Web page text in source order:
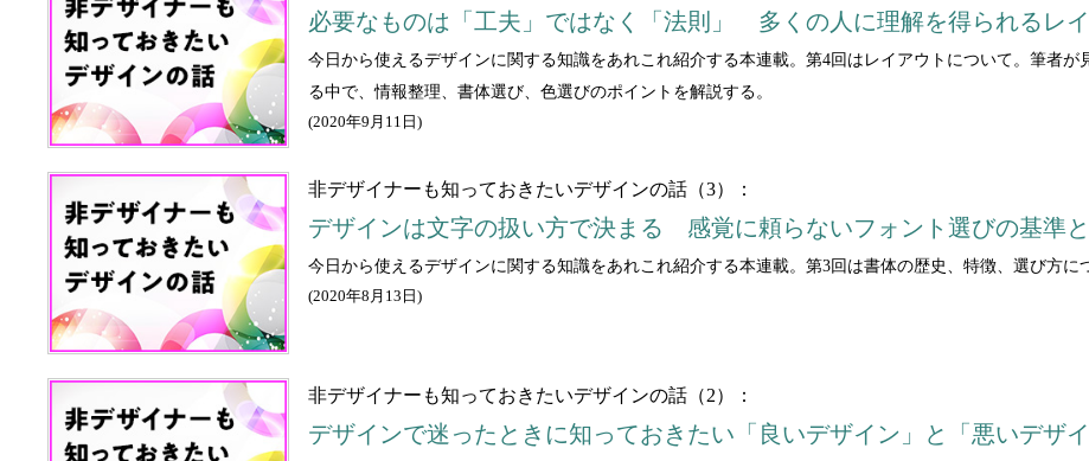
必要なものは「工夫」ではなく「法則」 多くの人に理解を得られるレ
今日から使えるデザインに関する知識をあれこれ紹介する本連載。第4回はレイアウトについて。筆者
る中で、情報整理、書体選び、色選びのポイントを解説する。
(2020年9月11日 )
非デザイナーも知っておきたいデザインの話（3）：
デザインは文字の扱い方で決まる 感覚に頼らないフォント選びの基準
今日から使えるデザインに関する知識をあれこれ紹介する本連載。第3回は書体の歴史、特徴、選び方に
(2020年8月13日 )
非デザイナーも知っておきたいデザインの話（2）：
デザインで迷ったときに知っておきたい「良いデザイン」と「悪いデザ